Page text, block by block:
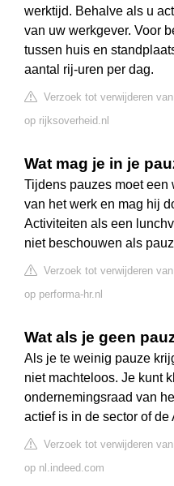
werktijd. Behalve als u
van uw werkgever. Voor
tussen huis en
aantal rij-uren per dag.
Verzoek tot verwijderen
op rijksoverheid.nl
Wat mag je in je
Tijdens pauzes moet
van het werk en mag hij
Activiteiten als een
niet beschouwen als
Verzoek tot verwijderen
op performa-hr.nl
Wat als je geen
Als je te weinig pauze
niet machteloos. Je kunt
ondernemingsraad van
actief is in de sector of de
Verzoek tot verwijderen
op nl.indeed.com